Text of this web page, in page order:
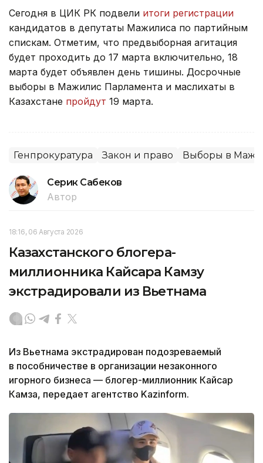
Сегодня в ЦИК РК подвели итоги регистрации
кандидатов в депутаты Мажилиса по партийным
спискам. Отметим, что предвыборная агитация
будет проходить до 17 марта включительно, 18
марта будет объявлен день тишины. Досрочные
выборы в Мажилис Парламента и маслихаты в
Казахстане пройдут 19 марта.
Генпрокуратура Закон и право Выборы в
Серик Сабеков
Автор
18:16, 06 Августа 2026
Казахстанского блогера-
миллионника Кайсара Камзу
экстрадировали из Вьетнама
Из Вьетнама экстрадирован подозреваемый
в пособничестве в организации незаконного
игорного бизнеса — блогер-миллионник Кайсар
Камза, передает агентство Kazinform.